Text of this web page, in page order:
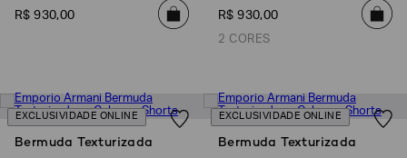
R$ 930,00 R$ 930,00
2 CORES
EXCLUSIVIDADE ONLINE
Bermuda Texturizada
EXCLUSIVIDADE ONLINE
Bermuda Texturizada
você?
SOBRENOME*